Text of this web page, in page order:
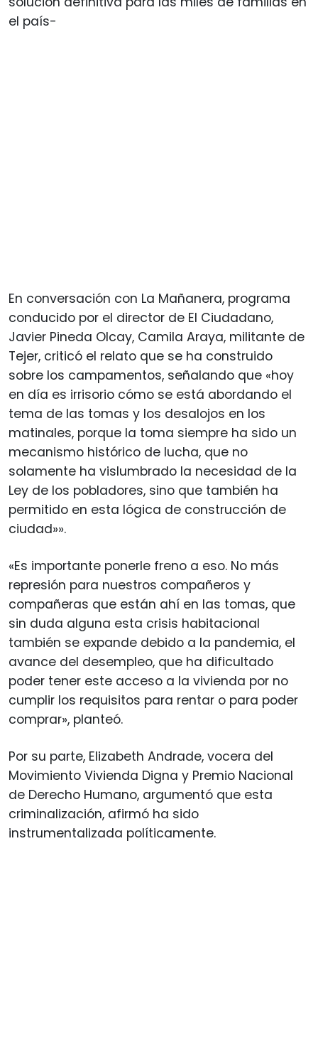
el país-
En conversación con La Mañanera, programa
conducido por el director de El Ciudadano,
Javier Pineda Olcay, Camila Araya, militante de
Tejer, criticó el relato que se ha construido
sobre los campamentos, señalando que «hoy
en día es irrisorio cómo se está abordando el
tema de las tomas y los desalojos en los
matinales, porque la toma siempre ha sido un
mecanismo histórico de lucha, que no
solamente ha vislumbrado la necesidad de la
Ley de los pobladores, sino que también ha
permitido en esta lógica de construcción de
ciudad»».
«Es importante ponerle freno a eso. No más
represión para nuestros compañeros y
compañeras que están ahí en las tomas, que
sin duda alguna esta crisis habitacional
también se expande debido a la pandemia, el
avance del desempleo, que ha dificultado
poder tener este acceso a la vivienda por no
cumplir los requisitos para rentar o para poder
comprar», planteó.
Por su parte, Elizabeth Andrade, vocera del
Movimiento Vivienda Digna y Premio Nacional
de Derecho Humano, argumentó que esta
criminalización, afirmó ha sido
instrumentalizada políticamente.